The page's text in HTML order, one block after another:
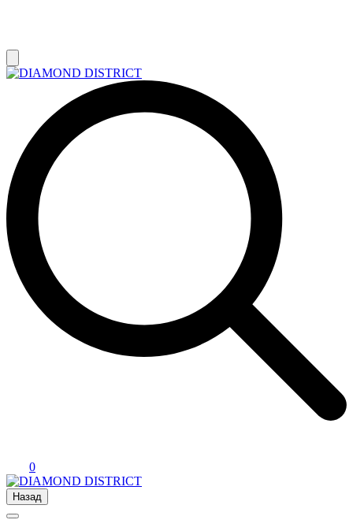
0
Назад